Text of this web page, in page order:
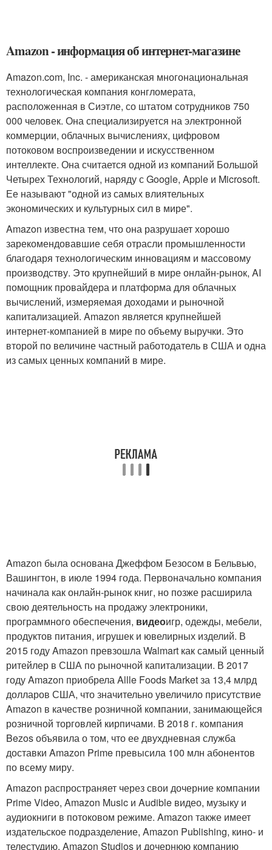
Amazon - информация об интернет-магазине
Amazon.com, Inc. - американская многонациональная
технологическая компания конгломерата,
расположенная в Сиэтле, со штатом сотрудников 750
000 человек. Она специализируется на электронной
коммерции, облачных вычислениях, цифровом
потоковом воспроизведении и искусственном
интеллекте. Она считается одной из компаний Большой
Четырех Технологий, наряду с Google, Apple и Microsoft.
Ее называют "одной из самых влиятельных
экономических и культурных сил в мире".
Amazon известна тем, что она разрушает хорошо
зарекомендовавшие себя отрасли промышленности
благодаря технологическим инновациям и массовому
производству. Это крупнейший в мире онлайн-рынок, AI
помощник провайдера и платформа для облачных
вычислений, измеряемая доходами и рыночной
капитализацией. Amazon является крупнейшей
интернет-компанией в мире по объему выручки. Это
второй по величине частный работодатель в США и одна
из самых ценных компаний в мире.
Amazon была основана Джеффом Безосом в Бельвью,
Вашингтон, в июле 1994 года. Первоначально компания
начинала как онлайн-рынок книг, но позже расширила
свою деятельность на продажу электроники,
программного обеспечения, видеоигр, одежды, мебели,
продуктов питания, игрушек и ювелирных изделий. В
2015 году Amazon превзошла Walmart как самый ценный
ритейлер в США по рыночной капитализации. В 2017
году Amazon приобрела Allle Foods Market за 13,4 млрд
долларов США, что значительно увеличило присутствие
Amazon в качестве розничной компании, занимающейся
розничной торговлей кирпичами. В 2018 г. компания
Bezos объявила о том, что ее двухдневная служба
доставки Amazon Prime превысила 100 млн абонентов
по всему миру.
Amazon распространяет через свои дочерние компании
Prime Video, Amazon Music и Audible видео, музыку и
аудиокниги в потоковом режиме. Amazon также имеет
издательское подразделение, Amazon Publishing, кино- и
телестудию, Amazon Studios и дочернюю компанию